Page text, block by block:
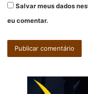
Salvar meus dados
eu comentar.